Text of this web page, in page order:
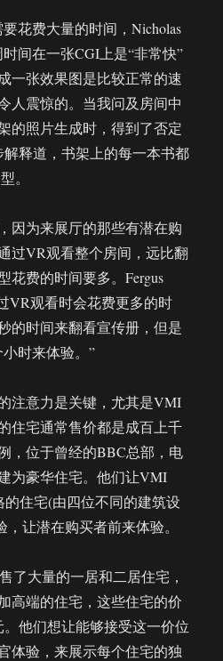
花费大量的时间，Nicholas
间在一张CGI上是“非常快”
一张效果图是比较正常的速
人震惊的。当我问及房间中
的照片生成时，得到了否定
解释道，书架上的每一本书都
。
因为来展厅的那些有潜在购
过VR观看整个房间，远比翻
花费的时间要多。Fergus
VR观看时会花费更多的时
的时间来翻看宣传册，但是
时来体验。”
注意力是关键，尤其是VMI
住宅通常售价都是成百上千
，位于曾经的BBC总部，电
为豪华住宅。他们让VMI
的住宅(由四位不同的建筑设
让潜在购买者前来体验。
了大量的一居和二居住宅，
高端的住宅，这些住宅的价
他们想让能够接受这一价位
体验，来展示每个住宅的独